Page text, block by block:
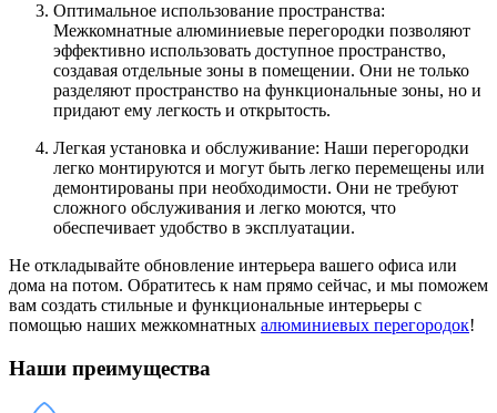
Оптимальное использование пространства:
Межкомнатные алюминиевые перегородки позволяют
эффективно использовать доступное пространство,
создавая отдельные зоны в помещении. Они не только
разделяют пространство на функциональные зоны, но и
придают ему легкость и открытость.
Легкая установка и обслуживание: Наши перегородки
легко монтируются и могут быть легко перемещены или
демонтированы при необходимости. Они не требуют
сложного обслуживания и легко моются, что
обеспечивает удобство в эксплуатации.
Не откладывайте обновление интерьера вашего офиса или
дома на потом. Обратитесь к нам прямо сейчас, и мы поможем
вам создать стильные и функциональные интерьеры с
помощью наших межкомнатных алюминиевых перегородок!
Наши преимущества